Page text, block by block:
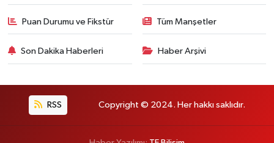
Puan Durumu ve Fikstür Tüm Manşetler
Son Dakika Haberleri Haber Arşivi
RSS Copyright © 2024. Her hakkı saklıdır.